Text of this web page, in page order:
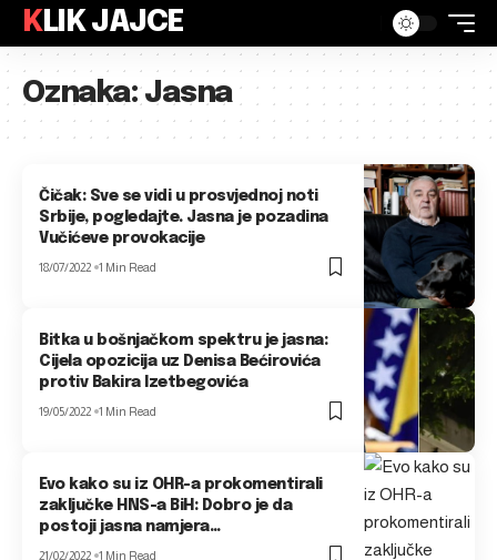
KLIK JAJCE
Oznaka:Jasna
Čičak: Sve se vidi u prosvjednoj noti
Srbije, pogledajte. Jasna je pozadina
Vučićeve provokacije
18/07/2022 1 Min Read
Bitka u bošnjačkom spektru je jasna:
Cijela opozicija uz Denisa Bećirovića
protiv Bakira Izetbegovića
19/05/2022 1 Min Read
Evo kako su iz OHR-a prokomentirali
zaključke HNS-a BiH: Dobro je da
postoji jasna namjera…
21/02/2022 1 Min Read